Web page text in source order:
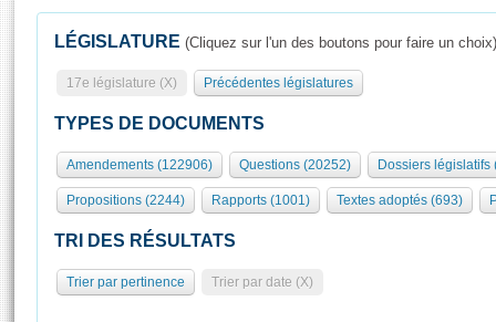
Présidence
577 députés
Groupes politiques
Séance publique
Commissions et autres organes
Europe et International
Pétitions
Rôle et pouvoirs de l'Assemblée
Organisation de l'Assemblée
Présidence Conférence des Présidents Bureau Collège des
Statistiques et chiffres clés
Visiter l'Assemblée
Visite virtuelle du palais Bourbon
Assister à une séance
LÉGISLATURE (Cliquez sur l'un des boutons pour faire un choix)
17e législature (X) Précédentes législatures
TYPES DE DOCUMENTS
Amendements (122906) Questions (20252) Dossiers législatifs
Propositions (2244) Rapports (1001) Textes adoptés (693)
TRI DES RÉSULTATS
Trier par pertinence Trier par date (X)